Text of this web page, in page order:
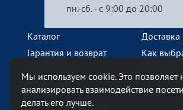
пн.-сб. - с 9:00 до 20:00
Каталог
Доставка
Гарантия и возврат
Как
Контакты
Мы используем cookie. Это позволяет
анализировать взаимодействие
делать его лучше.